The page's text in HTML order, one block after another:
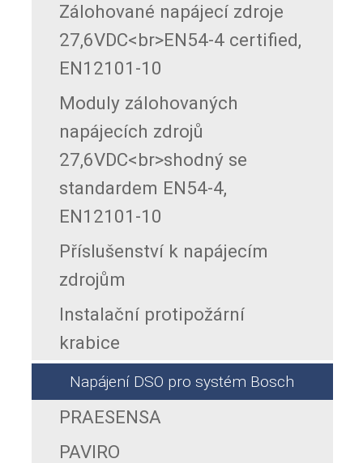
Zálohované napájecí zdroje
27,6VDC<br>EN54-4 certified,
EN12101-10
Moduly zálohovaných
napájecích zdrojů
27,6VDC<br>shodný se
standardem EN54-4,
EN12101-10
Příslušenství k napájecím
zdrojům
Instalační protipožární
krabice
Napájení DSO pro systém Bosch
PRAESENSA
PAVIRO